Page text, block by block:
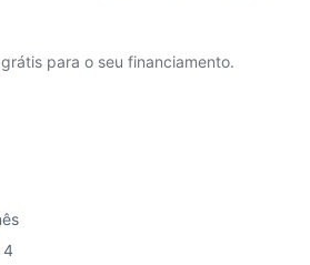
para o seu financiamento.
4